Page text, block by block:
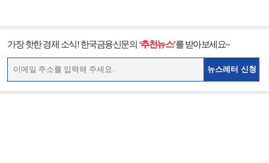
가장 핫한 경제 소식! 한국금융신문의 ‘추천뉴스’를 받아보세요~
뉴스레터 신청